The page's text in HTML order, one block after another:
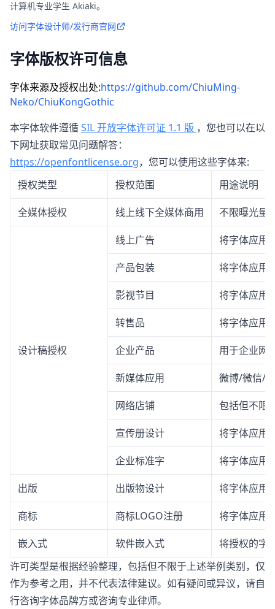
计算机专业学生 Akiaki。
访问字体设计师/发行商官网
字体版权许可信息
字体来源及授权出处:https://github.com/ChiuMing-
Neko/ChiuKongGothic
本字体软件遵循SIL 开放字体许可证 1.1 版 ，您也可以在以
下网址获取常见问题解答：
https://openfontlicense.org，您可以使用这些字体来:
授权类型
授权范围 用途说明
全媒体授权 线上线下全媒体商用 不限曝光量
设计稿授权
线上广告 将字体应用
产品包装 将字体应用
影视节目 将字体应用
转售品 将字体应用
企业产品 用于企业网
新媒体应用 微博/微信/
网络店铺 包括但不限
宣传册设计 将字体应用
企业标准字 将字体应用
出版 出版物设计 将字体应用
商标 商标LOGO注册 将字体应用
嵌入式 软件嵌入式
将授权的字
许可类型是根据经验整理，包括但不限于上述举例类别，仅
作为参考之用，并不代表法律建议。如有疑问或异议，请自
行咨询字体品牌方或咨询专业律师。